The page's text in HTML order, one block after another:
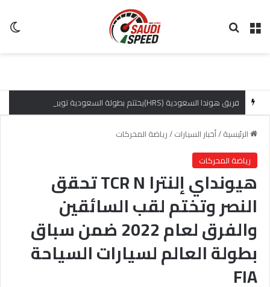
القائمة
الرئيسية/أخبار السيارات/رياضة المحركات
رياضة المحركات
هيونداي إلنترا TCR N تحقق
النصر وتختم لقب السائقين
والفرق لعام 2022 ضمن سباق
بطولة العالم لسيارات السياحة
FIA